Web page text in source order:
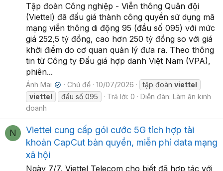
Tập đoàn Công nghiệp - Viễn thông Quân đội
(Viettel) đã đấu giá thành công quyền sử dụng mã
mạng viễn thông di động 95 (đầu số 095) với mức
giá 252,5 tỷ đồng, cao hơn 250 tỷ đồng so với giá
khởi điểm do cơ quan quản lý đưa ra. Theo thông
tin từ Công ty Đấu giá hợp danh Việt Nam (VPA),
phiên...
Ánh Mai ✔ Chủ đề 10/07/2026 tập đoànviettel
viettel
đầu số 095 Trả lời: 0 Diễn đàn: Làm ăn kinh
doanh
N
Viettel cung cấp gói cước 5G tích hợp tài
khoản CapCut bản quyền, miễn phí data mạng
xã hội
Ngày 7/7, Viettel Telecom cho biết đã hợp tác với